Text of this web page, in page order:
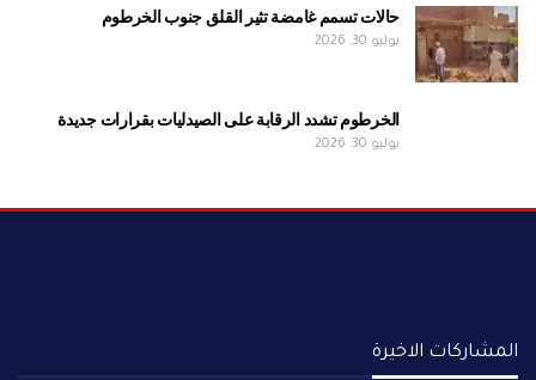
حالات تسمم غامضة تثير القلق جنوب الخرطوم
يوليو 30, 2026
الخرطوم تشدد الرقابة على الصيدليات بقرارات جديدة
يوليو 30, 2026
المشاركات الاخيرة